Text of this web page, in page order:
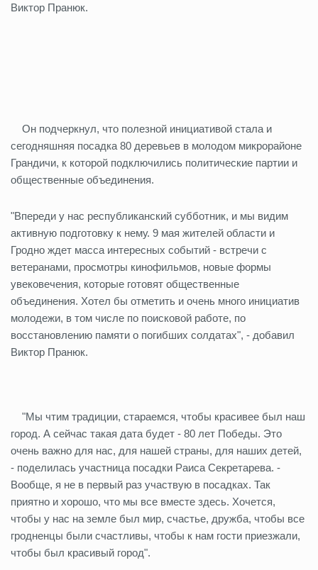
Виктор Пранюк.
Он подчеркнул, что полезной инициативой стала и
сегодняшняя посадка 80 деревьев в молодом микрорайоне
Грандичи, к которой подключились политические партии и
общественные объединения.
"Впереди у нас республиканский субботник, и мы видим
активную подготовку к нему. 9 мая жителей области и
Гродно ждет масса интересных событий - встречи с
ветеранами, просмотры кинофильмов, новые формы
увековечения, которые готовят общественные
объединения. Хотел бы отметить и очень много инициатив
молодежи, в том числе по поисковой работе, по
восстановлению памяти о погибших солдатах", - добавил
Виктор Пранюк.
"Мы чтим традиции, стараемся, чтобы красивее был наш
город. А сейчас такая дата будет - 80 лет Победы. Это
очень важно для нас, для нашей страны, для наших детей,
- поделилась участница посадки Раиса Секретарева. -
Вообще, я не в первый раз участвую в посадках. Так
приятно и хорошо, что мы все вместе здесь. Хочется,
чтобы у нас на земле был мир, счастье, дружба, чтобы все
гродненцы были счастливы, чтобы к нам гости приезжали,
чтобы был красивый город".